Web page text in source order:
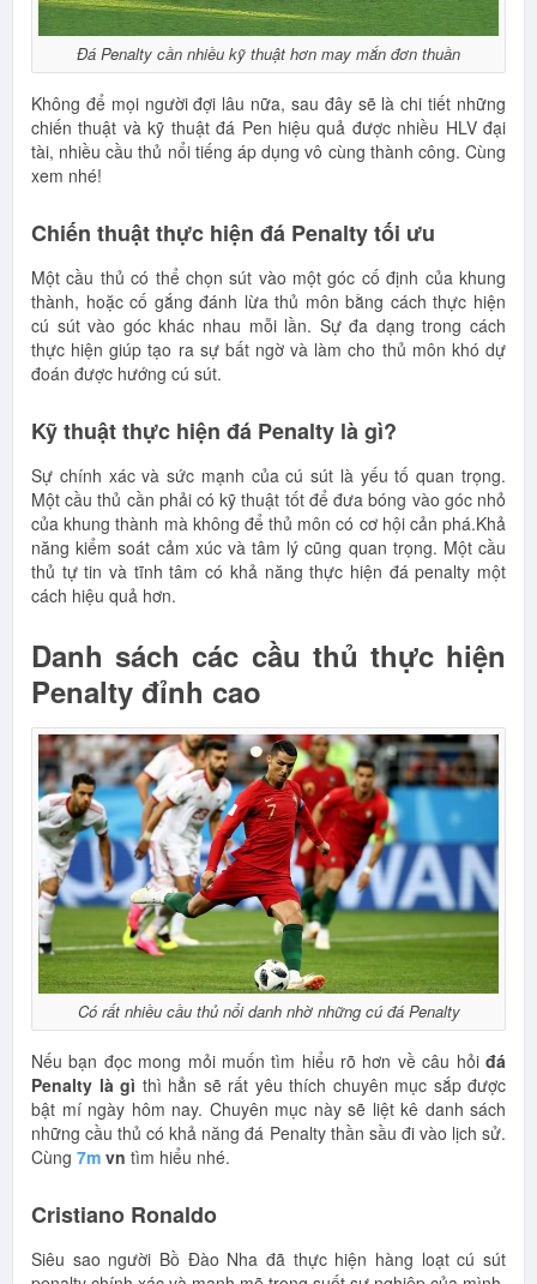
Đá Penalty cần nhiều kỹ thuật hơn may mắn đơn thuần
Không để mọi người đợi lâu nữa, sau đây sẽ là chi tiết những
chiến thuật và kỹ thuật đá Pen hiệu quả được nhiều HLV đại
tài, nhiều cầu thủ nổi tiếng áp dụng vô cùng thành công. Cùng
xem nhé!
Chiến thuật thực hiện đá Penalty tối ưu
Một cầu thủ có thể chọn sút vào một góc cố định của khung
thành, hoặc cố gắng đánh lừa thủ môn bằng cách thực hiện
cú sút vào góc khác nhau mỗi lần. Sự đa dạng trong cách
thực hiện giúp tạo ra sự bất ngờ và làm cho thủ môn khó dự
đoán được hướng cú sút.
Kỹ thuật thực hiện đá Penalty là gì?
Sự chính xác và sức mạnh của cú sút là yếu tố quan trọng.
Một cầu thủ cần phải có kỹ thuật tốt để đưa bóng vào góc nhỏ
của khung thành mà không để thủ môn có cơ hội cản phá.Khả
năng kiểm soát cảm xúc và tâm lý cũng quan trọng. Một cầu
thủ tự tin và tĩnh tâm có khả năng thực hiện đá penalty một
cách hiệu quả hơn.
Danh sách các cầu thủ thực hiện
Penalty đỉnh cao
Có rất nhiều cầu thủ nổi danh nhờ những cú đá Penalty
Nếu bạn đọc mong mỏi muốn tìm hiểu rõ hơn về câu hỏiđá
Penalty là gì thì hẳn sẽ rất yêu thích chuyên mục sắp được
bật mí ngày hôm nay. Chuyên mục này sẽ liệt kê danh sách
những cầu thủ có khả năng đá Penalty thần sầu đi vào lịch sử.
Cùng 7m vn tìm hiểu nhé.
Cristiano Ronaldo
Siêu sao người Bồ Đào Nha đã thực hiện hàng loạt cú sút